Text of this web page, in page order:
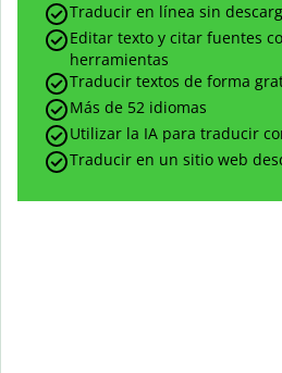
Traducir en línea sin
Editar texto y citar fuentes
herramientas
Traducir textos de forma
Más de 52 idiomas
Utilizar la IA para traducir
Traducir en un sitio web